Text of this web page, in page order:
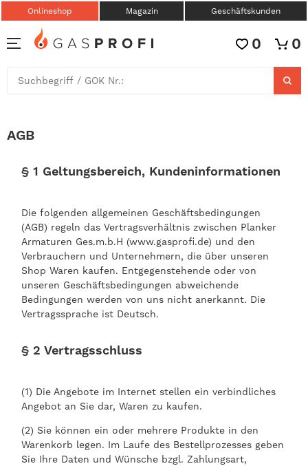
Onlineshop Magazin Geschäftskunden
0 0
AGB
§ 1 Geltungsbereich, Kundeninformationen
Die folgenden allgemeinen Geschäftsbedingungen
(AGB) regeln das Vertragsverhältnis zwischen Planker
Armaturen Ges.m.b.H (www.gasprofi.de) und den
Verbrauchern und Unternehmern, die über unseren
Shop Waren kaufen. Entgegenstehende oder von
unseren Geschäftsbedingungen abweichende
Bedingungen werden von uns nicht anerkannt. Die
Vertragssprache ist Deutsch.
§ 2 Vertragsschluss
(1) Die Angebote im Internet stellen ein verbindliches
Angebot an Sie dar, Waren zu kaufen.
(2) Sie können ein oder mehrere Produkte in den
Warenkorb legen. Im Laufe des Bestellprozesses geben
Sie Ihre Daten und Wünsche bzgl. Zahlungsart,